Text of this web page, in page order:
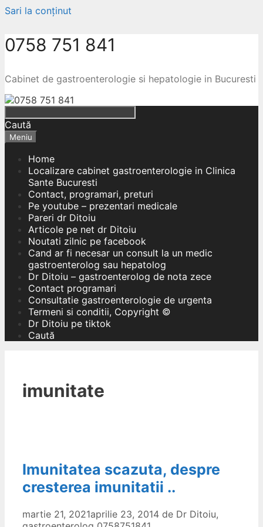
Sari la conținut
0758 751 841
Cabinet de gastroenterologie si hepatologie in Bucuresti
Caută
Meniu
Home
Localizare cabinet gastroenterologie in Clinica
Sante Bucuresti
Contact, programari, preturi
Pe youtube – prezentari medicale
Pareri dr Ditoiu
Articole pe net dr Ditoiu
Noutati zilnic pe facebook
Cand ar fi necesar un consult la un medic
gastroenterolog sau hepatolog
Dr Ditoiu – gastroenterolog de nota zece
Contact programari
Consultatie gastroenterologie de urgenta
Termeni si conditii, Copyright ©
Dr Ditoiu pe tiktok
Caută
imunitate
Imunitatea scazuta, despre
cresterea imunitatii ..
martie 21, 2021aprilie 23, 2014 de Dr Ditoiu,